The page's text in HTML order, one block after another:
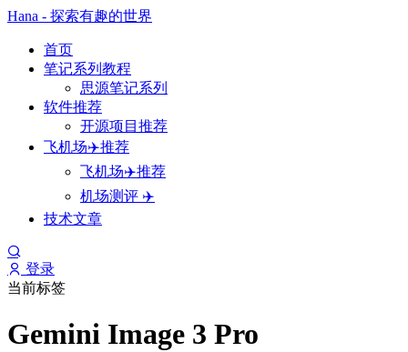
Hana - 探索有趣的世界
首页
笔记系列教程
思源笔记系列
软件推荐
开源项目推荐
飞机场✈️推荐
飞机场✈️推荐
机场测评 ✈️
技术文章
登录
当前标签
Gemini Image 3 Pro